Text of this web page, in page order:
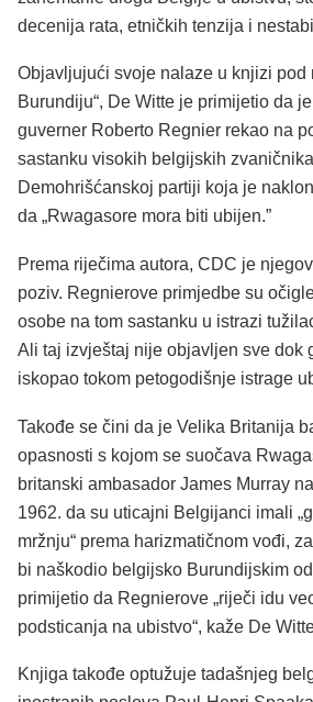
decenija rata, etničkih tenzija i
Objavljujući svoje nalaze u knjizi pod
Burundiju“, De Witte je primijetio da
guverner Roberto Regnier rekao na
sastanku visokih belgijskih
Demohrišćanskoj partiji koja je
da „Rwagasore mora biti ubijen.”
Prema riječima autora, CDC je
poziv. Regnierove primjedbe su
osobe na tom sastanku u istrazi
Ali taj izvještaj nije objavljen sve dok
iskopao tokom petogodišnje istrage
Takođe se čini da je Velika Britanija
opasnosti s kojom se suočava
britanski ambasador James Murray
1962. da su uticajni Belgijanci imali
mržnju“ prema harizmatičnom vođi,
bi naškodio belgijsko Burundijskim
primijetio da Regnierove „riječi idu
podsticanja na ubistvo“, kaže De
Knjiga takođe optužuje tadašnjeg